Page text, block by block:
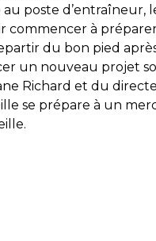
poste d’entraîneur,
commencer à
du bon pied
un nouveau projet
Richard et du
se prépare à un